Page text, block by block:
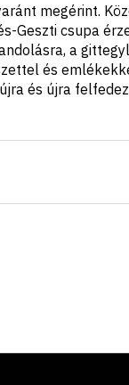
megérint.
Geszti csupa
a
és
és újra felfedez